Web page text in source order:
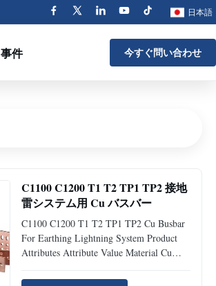
日本語
事件 今すぐ問い合わせ
C1100 C1200 T1 T2 TP1 TP2 接地
雷システム用 Cu バスバー
C1100 C1200 T1 T2 TP1 TP2 Cu Busbar
For Earthing Lightning System Product
Attributes Attribute Value Material Cu
T2, TP1, TP2, C1100, C1200, Etc